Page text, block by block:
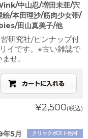
中山忍/増田未亜/宍
絵/本田理沙/筋肉少女帯/
田山真美子/他
研究社/ピンナップ付
イです。※古い雑誌で
せ。
¥2,500(税込)
クリックポスト他可
年5月